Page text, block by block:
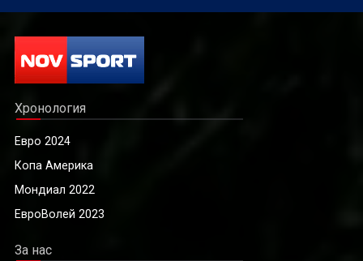
Хронология
Евро 2024
Копа Америка
Мондиал 2022
ЕвроВолей 2023
За нас